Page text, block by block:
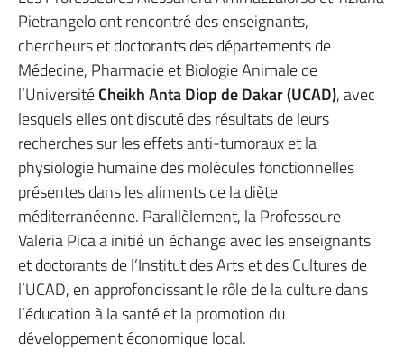
Pietrangelo ont rencontré des enseignants,
chercheurs et doctorants des départements de
Médecine, Pharmacie et Biologie Animale de
l’UniversitéCheikh Anta Diop de Dakar (UCAD), avec
lesquels elles ont discuté des résultats de leurs
recherches sur les effets anti-tumoraux et la
physiologie humaine des molécules fonctionnelles
présentes dans les aliments de la diète
méditerranéenne. Parallèlement, la Professeure
Valeria Pica a initié un échange avec les enseignants
et doctorants de l’Institut des Arts et des Cultures de
l’UCAD, en approfondissant le rôle de la culture dans
l’éducation à la santé et la promotion du
développement économique local.